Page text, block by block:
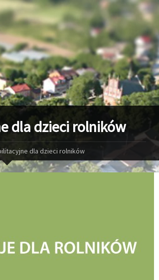
dla dzieci rolników
dla dzieci rolników